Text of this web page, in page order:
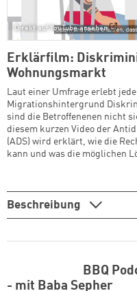
Direkt auf YouTube ansehen
Erklärfilm:
Wohnungsmarkt
Laut einer Umfrage erlebt
Migrationshintergrund
sind die Betroffenenen nicht
diesem kurzen Video der
(ADS) wird erklärt, wie die
kann und was die möglichen
Beschreibung
BBQ
- mit Baba Sepher